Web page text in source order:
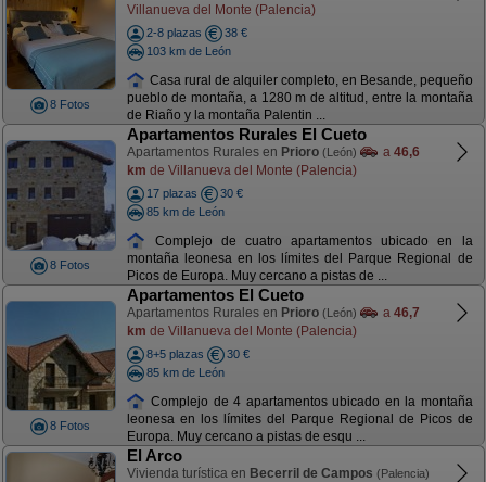
8 Fotos
Villanueva del Monte (Palencia)
2-8 plazas
38 €
103 km de León
Casa rural de alquiler completo, en Besande, pequeño
pueblo de montaña, a 1280 m de altitud, entre la montaña
de Riaño y la montaña Palentin ...
8 Fotos
Apartamentos Rurales El Cueto
Apartamentos Rurales en Prioro (León) a 46,6
km de Villanueva del Monte (Palencia)
17 plazas
30 €
85 km de León
Complejo de cuatro apartamentos ubicado en la
montaña leonesa en los límites del Parque Regional de
Picos de Europa. Muy cercano a pistas de ...
8 Fotos
Apartamentos El Cueto
Apartamentos Rurales en Prioro (León) a 46,7
km de Villanueva del Monte (Palencia)
8+5 plazas
30 €
85 km de León
Complejo de 4 apartamentos ubicado en la montaña
leonesa en los límites del Parque Regional de Picos de
Europa. Muy cercano a pistas de esqu ...
El Arco
Vivienda turística en Becerril de Campos (Palencia)